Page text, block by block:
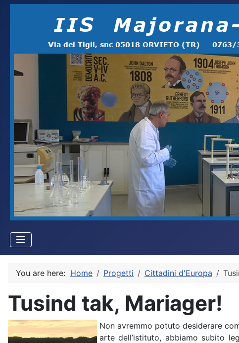
You are here: Home Progetti Cittadini d'Europa
Tusind tak, Mariager!
Non avremmo potuto desiderare
arte dell’istituto, abbiamo subito